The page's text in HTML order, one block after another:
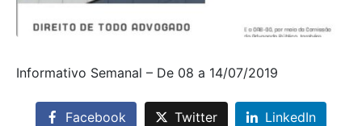
Informativo Semanal – De 08 a 14/07/2019
Facebook Twitter LinkedIn